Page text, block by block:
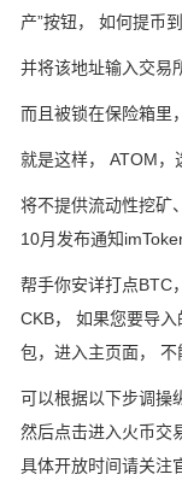
产”按钮， 如何提币
并将该地址输入交易
而且被锁在保险箱里
就是这样， ATOM，
将不提供流动性挖矿
10月发布通知
帮手你安详打点BTC
CKB， 如果您要导
包，进入主页面， 不
可以根据以下步调操
然后点击进入火币交
具体开放时间请关注